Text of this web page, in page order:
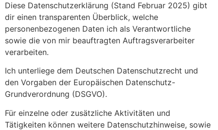
Diese Datenschutzerklärung (Stand Februar 2025) gibt
dir einen transparenten Überblick, welche
personenbezogenen Daten ich als Verantwortliche
sowie die von mir beauftragten Auftragsverarbeiter
verarbeiten.
Ich unterliege dem Deutschen Datenschutzrecht und
den Vorgaben der Europäischen Datenschutz-
Grundverordnung (DSGVO).
Für einzelne oder zusätzliche Aktivitäten und
Tätigkeiten können weitere Datenschutzhinweise, sowie